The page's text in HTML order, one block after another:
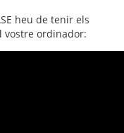
heu de tenir els
vostre ordinador: